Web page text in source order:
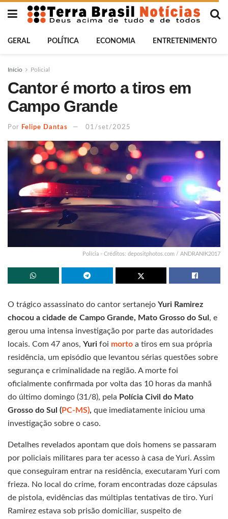
GERAL POLÍTICA ECONOMIA ENTRETENIMENTO
Início Policial
Cantor é morto a tiros em
Campo Grande
Por Felipe Dantas 01/set/2025
Polícia - Créditos: depositphotos.com / ANDRANIK2017
O trágico assassinato do cantor sertanejo Yuri Ramirez
chocou a cidade de Campo Grande, Mato Grosso do Sul , e
gerou uma intensa investigação por parte das autoridades
locais. Com 47 anos, Yuri foi morto a tiros em sua própria
residência, um episódio que levantou sérias questões sobre
segurança e criminalidade na região. A morte foi
oficialmente confirmada por volta das 10 horas da manhã
do último domingo (31/8), pela Polícia Civil do Mato
Grosso do Sul (PC-MS), que imediatamente iniciou uma
investigação sobre o caso.
Detalhes revelados apontam que dois homens se passaram
por policiais militares para ter acesso à casa de Yuri. Assim
que conseguiram entrar na residência, executaram Yuri com
frieza. No local do crime, foram encontradas doze cápsulas
de pistola, evidências das múltiplas tentativas de tiro. Yuri
Ramirez estava sob prisão domiciliar, suspeito de